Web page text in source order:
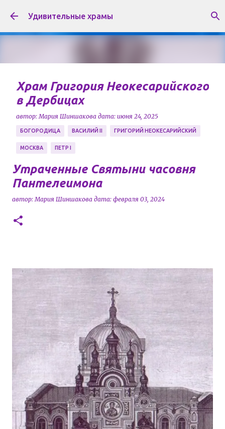
К основному контенту
Удивительные храмы
Храм Григория Неокесарийского
в Дербицах
автор:Мария Шиншакова дата: июня 24, 2025
БОГОРОДИЦА ВАСИЛИЙ II ГРИГОРИЙ НЕОКЕСАРИЙСКИЙ
МОСКВА ПЕТР I
Храм в честь Григория Неокесарийского
расположен в районе Якиманка города Москвы, и
является памятником архитектуры XVII века. Храм
носит имя Чудотворца Григория Некесарийского,
который усмирял реки, лечил больных, решал
споры и примерял враждующих, но построен был
построить храм на месте, откуда впервые увидит
Стены Московского кремля по возвращению на
родину, в честь Святого, память которого будет
праздноваться в этот день, что и произошло 30
ноября 1445 года в день памяти Святителя
Григория Неокесарийского. Место где был
построен храм называлась "Дербицы",что по
одной из версий, связано с древнерусским словом
"дербье", что означает болотистую или лесистую
местность. Деревянный храм просуществовал до
конца XVI столетия. Сегодня на месте этого храма
по благословению Алексея II построена
деревянная час...
Утраченные Святыни часовня
Пантелеимона
автор:Мария Шиншакова дата: февраля 03, 2024